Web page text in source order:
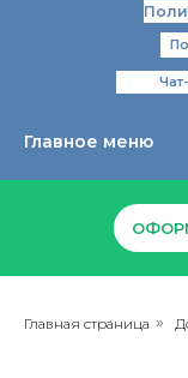
Главное меню
Главная страница »